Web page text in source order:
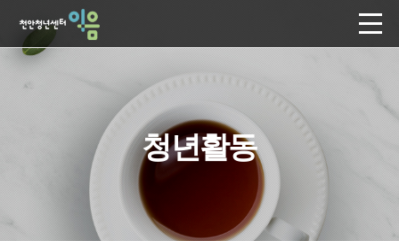
청년활동